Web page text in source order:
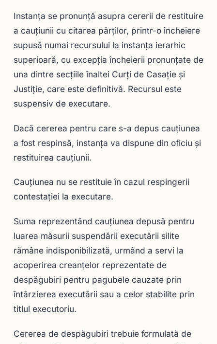
Instanţa se pronunţă asupra cererii de restituire
a cauţiunii cu citarea părţilor, printr-o încheiere
supusă numai recursului la instanţa ierarhic
superioară, cu excepţia încheierii pronunţate de
una dintre secţiile înaltei Curţi de Casaţie şi
Justiţie, care este definitivă. Recursul este
suspensiv de executare.
Dacă cererea pentru care s-a depus cauţiunea
a fost respinsă, instanţa va dispune din oficiu şi
restituirea cauţiunii.
Cauţiunea nu se restituie în cazul respingerii
contestaţiei la executare.
Suma reprezentând cauţiunea depusă pentru
luarea măsurii suspendării executării silite
rămâne indisponibilizată, urmând a servi la
acoperirea creanţelor reprezentate de
despăgubiri pentru pagubele cauzate prin
întârzierea executării sau a celor stabilite prin
titlul executoriu.
Cererea de despăgubiri trebuie formulată de